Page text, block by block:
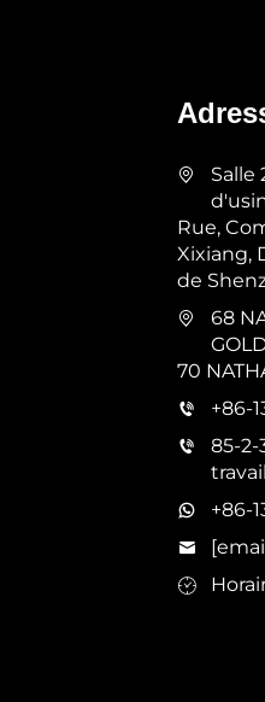
Salle
Rue,
Xixiang,
de
68
70
+86-
85-2-
+86-